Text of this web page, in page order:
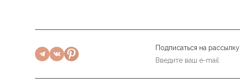
Подписаться на рассылку